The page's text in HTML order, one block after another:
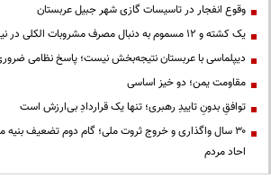
وقوع انفجار در تاسیسات گازی شهر جبیل عربستان
یک کشته و ۱۲ مسموم به دنبال مصرف مشروبات الکلی در نیشابور
دیپلماسی با عربستان نتیجه‌بخش نیست؛ پاسخ نظامی
مقاومت یمن؛ دو خیز اساسی
توافقِ بدونِ تاییدِ رهبری؛ تنها یک قراردادِ بی‌ارزش است
۳۰ سال واگذاری و خروج ثروت ملی؛ گام دوم تضعیف بنیه
احاد مردم